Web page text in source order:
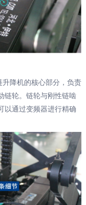
降机的核心部分，负责
链轮。链轮与刚性链啮
以通过变频器进行精确